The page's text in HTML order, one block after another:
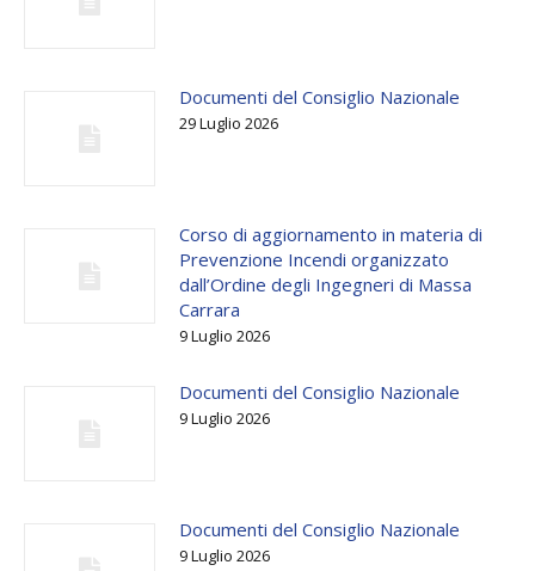
Documenti del Consiglio Nazionale
29 Luglio 2026
Corso di aggiornamento in materia di
Prevenzione Incendi organizzato
dall’Ordine degli Ingegneri di Massa
Carrara
9 Luglio 2026
Documenti del Consiglio Nazionale
9 Luglio 2026
Documenti del Consiglio Nazionale
9 Luglio 2026